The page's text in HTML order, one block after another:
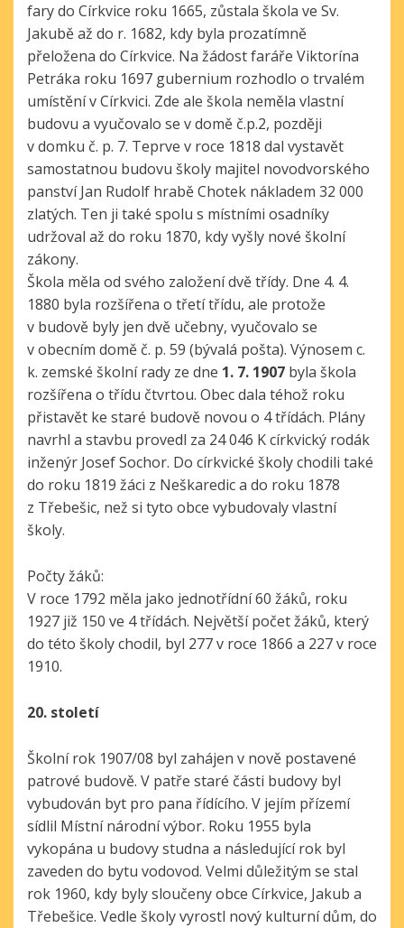
fary do Církvice roku 1665, zůstala škola ve Sv.
Jakubě až do r. 1682, kdy byla prozatímně
přeložena do Církvice. Na žádost faráře Viktorína
Petráka roku 1697 gubernium rozhodlo o trvalém
umístění v Církvici. Zde ale škola neměla vlastní
budovu a vyučovalo se v domě č.p.2, později
v domku č. p. 7. Teprve v roce 1818 dal vystavět
samostatnou budovu školy majitel novodvorského
panství Jan Rudolf hrabě Chotek nákladem 32 000
zlatých. Ten ji také spolu s místními osadníky
udržoval až do roku 1870, kdy vyšly nové školní
zákony.
Škola měla od svého založení dvě třídy. Dne 4. 4.
1880 byla rozšířena o třetí třídu, ale protože
v budově byly jen dvě učebny, vyučovalo se
v obecním domě č. p. 59 (bývalá pošta). Výnosem c.
k. zemské školní rady ze dne 1. 7. 1907 byla škola
rozšířena o třídu čtvrtou. Obec dala téhož roku
přistavět ke staré budově novou o 4 třídách. Plány
navrhl a stavbu provedl za 24 046 K církvický rodák
inženýr Josef Sochor. Do církvické školy chodili také
do roku 1819 žáci z Neškaredic a do roku 1878
z Třebešic, než si tyto obce vybudovaly vlastní
školy.
Počty žáků:
V roce 1792 měla jako jednotřídní 60 žáků, roku
1927 již 150 ve 4 třídách. Největší počet žáků, který
do této školy chodil, byl 277 v roce 1866 a 227 v roce
1910.
20. století
Školní rok 1907/08 byl zahájen v nově postavené
patrové budově. V patře staré části budovy byl
vybudován byt pro pana řídícího. V jejím přízemí
sídlil Místní národní výbor. Roku 1955 byla
vykopána u budovy studna a následující rok byl
zaveden do bytu vodovod. Velmi důležitým se stal
rok 1960, kdy byly sloučeny obce Církvice, Jakub a
Třebešice. Vedle školy vyrostl nový kulturní dům, do